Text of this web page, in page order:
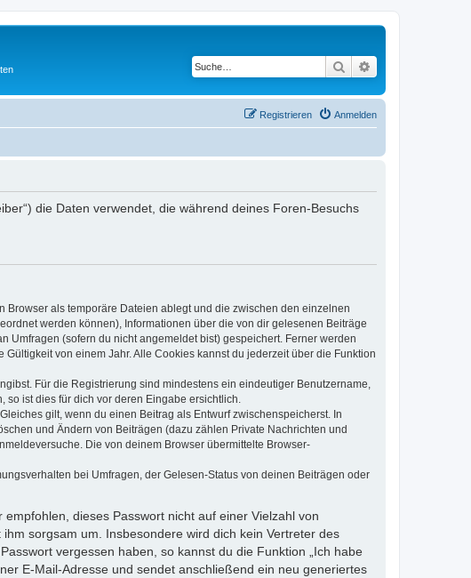
Suche
Anmelden
Registrieren
die Daten verwendet, die während deines Foren-Besuchs
als temporäre Dateien ablegt und die zwischen den einzelnen
werden können), Informationen über die von dir gelesenen Beiträge
Umfragen (sofern du nicht angemeldet bist) gespeichert. Ferner werden
von einem Jahr. Alle Cookies kannst du jederzeit über die Funktion
Für die Registrierung sind mindestens ein eindeutiger Benutzername,
ist dies für dich vor deren Eingabe ersichtlich.
gilt, wenn du einen Beitrag als Entwurf zwischenspeicherst. In
und Ändern von Beiträgen (dazu zählen Private Nachrichten und
Die von deinem Browser übermittelte Browser-
bei Umfragen, der Gelesen-Status von deinen Beiträgen oder
dieses Passwort nicht auf einer Vielzahl von
sorgsam um. Insbesondere wird dich kein Vertreter des
vergessen haben, so kannst du die Funktion „Ich habe
E-Mail-Adresse und sendet anschließend ein neu generiertes